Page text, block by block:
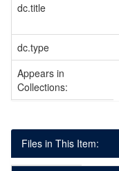
dc.title
dc.type
Appears in
Collections:
Files in This Item: